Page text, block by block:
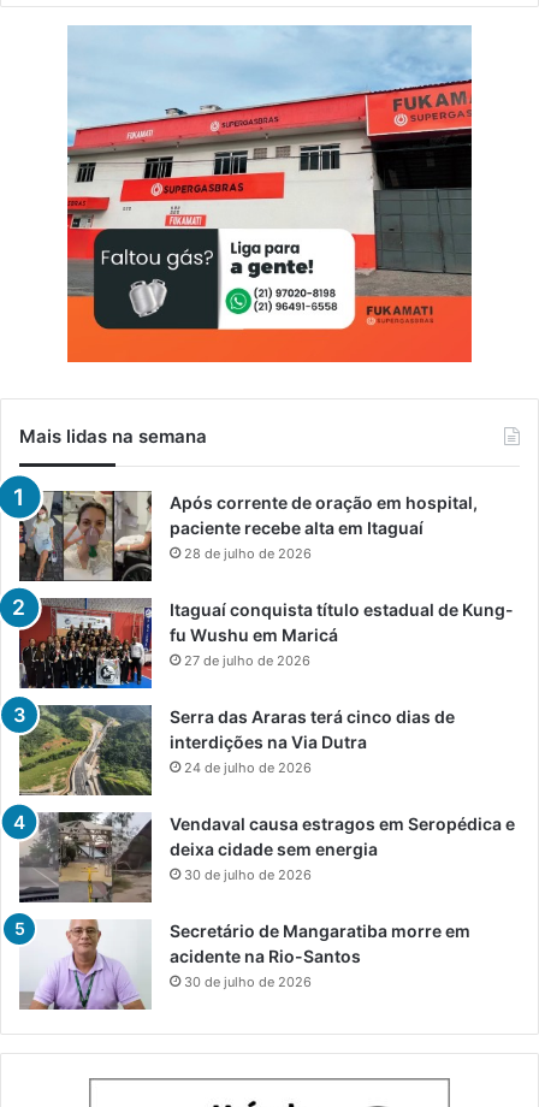
Mais lidas na semana
Após corrente de oração em hospital,
paciente recebe alta em Itaguaí
28 de julho de 2026
Itaguaí conquista título estadual de Kung-
fu Wushu em Maricá
27 de julho de 2026
Serra das Araras terá cinco dias de
interdições na Via Dutra
24 de julho de 2026
Vendaval causa estragos em Seropédica e
deixa cidade sem energia
30 de julho de 2026
Secretário de Mangaratiba morre em
acidente na Rio-Santos
30 de julho de 2026